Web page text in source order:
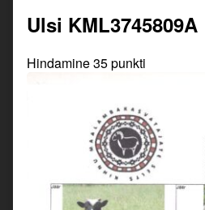
Ulsi KML3745809A
Hindamine 35 punkti